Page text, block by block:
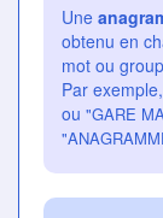
Une
obtenu en
mot ou
Par exemple,
ou "GARE